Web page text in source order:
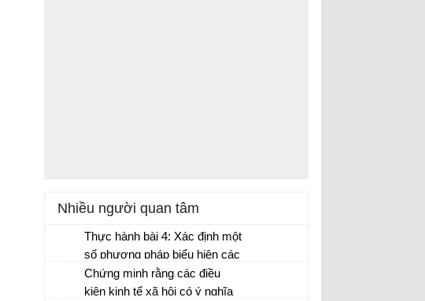
Nhiều người quan tâm
Thực hành bài 4: Xác định một
số phương pháp biểu hiện các
đối tượng địa lí trên bản đồ Địa
lí 10 trang 17
Chứng minh rằng các điều
kiện kinh tế xã hội có ý nghĩa